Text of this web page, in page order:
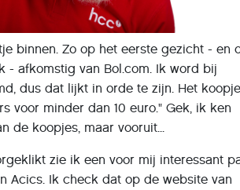
binnen. Zo op het eerste gezicht - en
- afkomstig van Bol.com. Ik word bij
dus dat lijkt in orde te zijn. Het
voor minder dan 10 euro." Gek, ik ken
de koopjes, maar vooruit...
zie ik een voor mij interessant
Acics. Ik check dat op de website van